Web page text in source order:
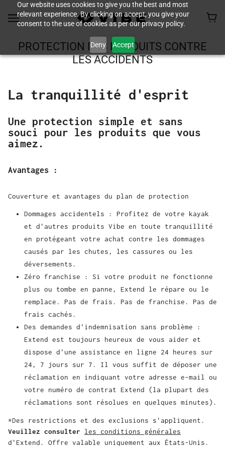
Our website uses cookies to give you the best and most
relevant experience. By clicking on accept, you give your
consent to the use of cookies as per our privacy policy.
Deny Accept
PROTECTION DES PRODUITS CONTRE
LES ACCIDENTS
La tranquillité d'esprit
Une protection simple et sans
souci pour les produits que vous
aimez.
Avantages :
Couverture et avantages du plan de protection
Dommages accidentels : Profitez de votre kayak
et d'autres produits Vibe en toute tranquillité
en protégeant votre achat contre les dommages
causés par les chutes, les cassures ou les
déversements.
Zéro franchise : Si votre produit ne fonctionne
plus ou tombe en panne, Extend le répare ou le
remplace. Pas de frais. Pas de franchise. Pas de
frais cachés.
Des demandes d'indemnisation sans problème :
Extend est toujours heureux de vous aider et
dispose d'une assistance en ligne 24 heures sur
24, 7 jours sur 7. Il vous suffit de déposer une
réclamation en indiquant votre adresse e-mail ou
votre numéro de contrat Extend (la plupart des
réclamations sont résolues en quelques minutes).
*Des restrictions et des exclusions s'appliquent.
Veuillez consulter
les conditions générales
d'Extend. Offre valable uniquement aux États-Unis.